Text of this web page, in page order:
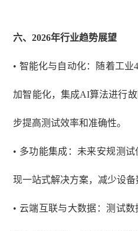
六、2026年行业趋势展望
• 智能化与自动化：随着工
加智能化，集成AI算法进行
步提高测试效率和准确性。
• 多功能集成：未来安规测
现一站式解决方案，减少设备
• 云端互联与大数据：测试